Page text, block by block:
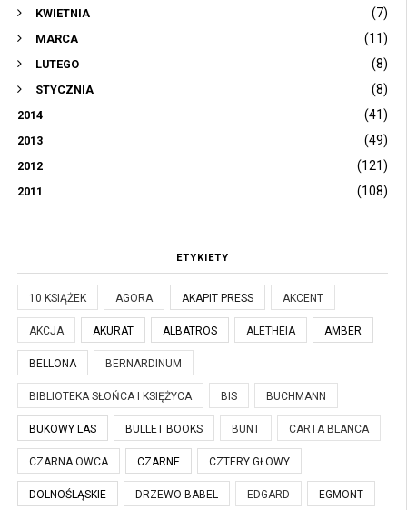
KWIETNIA (7)
MARCA (11)
LUTEGO (8)
STYCZNIA (8)
2014 (41)
2013 (49)
2012 (121)
2011 (108)
ETYKIETY
10 KSIĄŻEK AGORA AKAPIT PRESS AKCENT
AKCJA AKURAT ALBATROS ALETHEIA AMBER
BELLONA BERNARDINUM
BIBLIOTEKA SŁOŃCA I KSIĘŻYCA BIS BUCHMANN
BUKOWY LAS BULLET BOOKS BUNT CARTA BLANCA
CZARNA OWCA CZARNE CZTERY GŁOWY
DOLNOŚLĄSKIE DRZEWO BABEL EDGARD EGMONT